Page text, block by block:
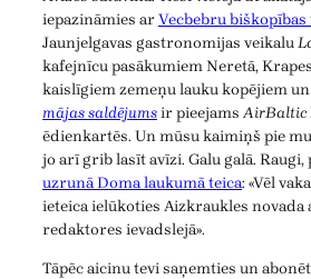
iepazināmies arVecbebru
Jaunjelgavas gastronomijas veikalu
kafejnīcu pasākumiem Neretā,
kaislīgiem zemeņu lauku kopējiem
mājas saldējumsir pieejamsAirBaltic
ēdienkartēs. Un mūsu kaimiņš pie
jo arī grib lasīt avīzi. Galu galā.
uzrunā Doma laukumā teica: «Vēl
ieteica ielūkoties Aizkraukles novada
redaktores ievadslejā».
Tāpēc aicinu tevi saņemties un